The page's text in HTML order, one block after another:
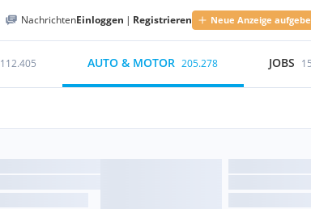
NachrichtenEinloggen | Registrieren Neue Anzeige
112.405 AUTO & MOTOR 205.278 JOBS